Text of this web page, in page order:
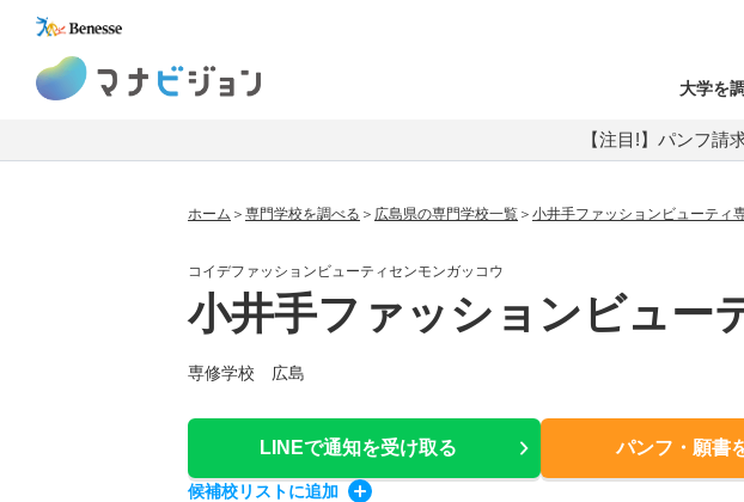
大学を
【注目!】パンフ請
ホーム 専門学校を調べる 広島県の専門学校一覧 小井手ファッションビューティ
コイデファッションビューティセンモンガッコウ
小井手ファッションビュー
専修学校 広島
LINEで通知を受け取る パンフ・願書
候補校リストに追加